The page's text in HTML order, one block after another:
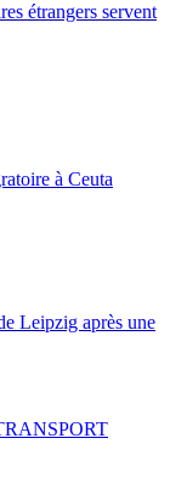
étrangers servent
à Ceuta
Leipzig après une